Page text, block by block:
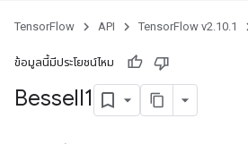
TensorFlow API TensorFlow v2.10.1
ข้อมูลนี้มีประโยชน์ไหม
BesselI1